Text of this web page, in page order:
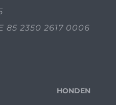
2350 2617 0006
HONDEN